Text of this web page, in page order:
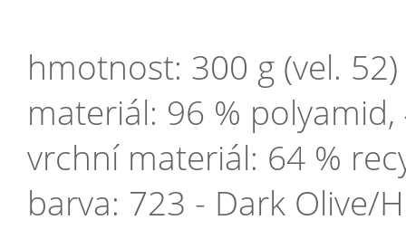
hmotnost: 300 g (vel. 52)
materiál: 96 %
vrchní materiál: 64 %
barva: 723 - Dark Olive/